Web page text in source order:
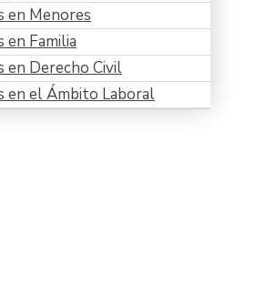
en Menores
en Familia
en Derecho Civil
en el Ámbito Laboral